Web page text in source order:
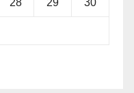
28 29 30